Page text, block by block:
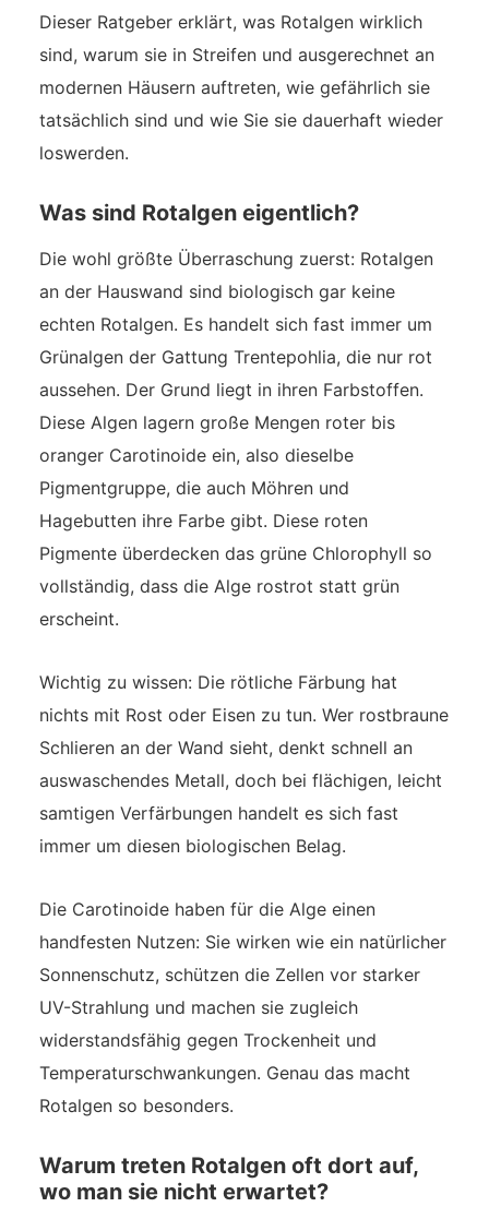
Dieser Ratgeber erklärt, was Rotalgen wirklich
sind, warum sie in Streifen und ausgerechnet an
modernen Häusern auftreten, wie gefährlich sie
tatsächlich sind und wie Sie sie dauerhaft wieder
loswerden.
Was sind Rotalgen eigentlich?
Die wohl größte Überraschung zuerst: Rotalgen
an der Hauswand sind biologisch gar keine
echten Rotalgen. Es handelt sich fast immer um
Grünalgen der Gattung Trentepohlia, die nur rot
aussehen. Der Grund liegt in ihren Farbstoffen.
Diese Algen lagern große Mengen roter bis
oranger Carotinoide ein, also dieselbe
Pigmentgruppe, die auch Möhren und
Hagebutten ihre Farbe gibt. Diese roten
Pigmente überdecken das grüne Chlorophyll so
vollständig, dass die Alge rostrot statt grün
erscheint.
Wichtig zu wissen: Die rötliche Färbung hat
nichts mit Rost oder Eisen zu tun. Wer rostbraune
Schlieren an der Wand sieht, denkt schnell an
auswaschendes Metall, doch bei flächigen, leicht
samtigen Verfärbungen handelt es sich fast
immer um diesen biologischen Belag.
Die Carotinoide haben für die Alge einen
handfesten Nutzen: Sie wirken wie ein natürlicher
Sonnenschutz, schützen die Zellen vor starker
UV-Strahlung und machen sie zugleich
widerstandsfähig gegen Trockenheit und
Temperaturschwankungen. Genau das macht
Rotalgen so besonders.
Warum treten Rotalgen oft dort auf,
wo man sie nicht erwartet?